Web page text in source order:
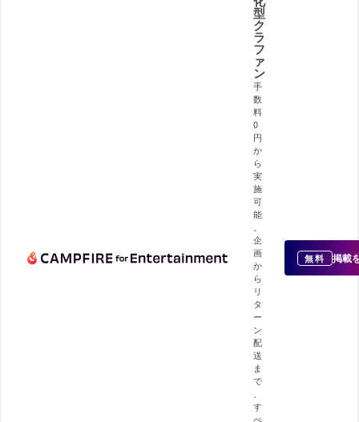
型
ク
ラ
フ
ァ
ン
手
数
料
0
円
か
ら
実
施
可
能
。
企
画
か
ら
リ
タ
ー
ン
配
送
ま
で
、
す
べ
無料 掲載